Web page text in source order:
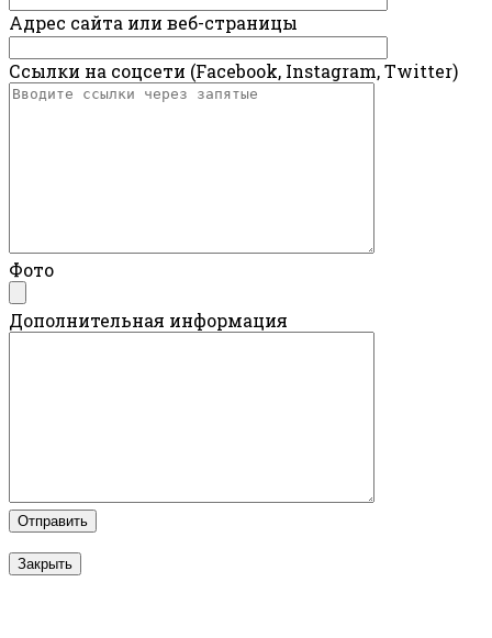
Адрес сайта или веб-страницы
Ссылки на соцсети (Facebook, Instagram, Twitter)
Фото
Дополнительная информация
Закрыть